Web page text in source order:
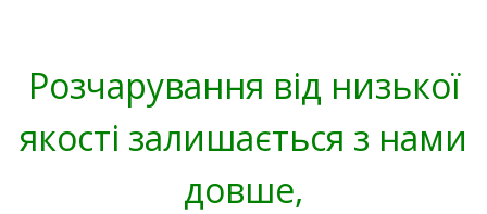
Розчарування від низької
якості залишається з нами
довше,